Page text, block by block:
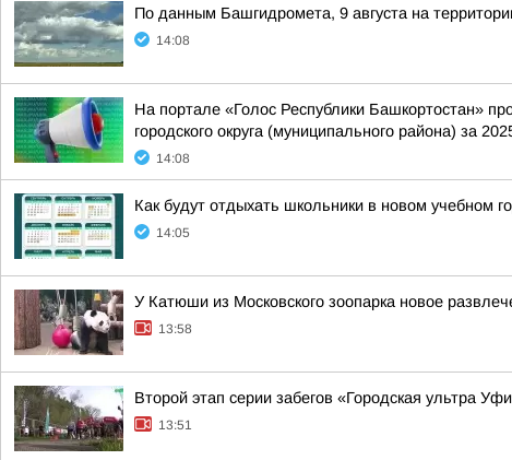
По данным Башгидромета, 9 августа на
14:08
На портале «Голос Республики Башкортостан»
городского округа (муниципального района) за
14:08
Как будут отдыхать школьники в новом учебном
14:05
У Катюши из Московского зоопарка новое
13:58
Второй этап серии забегов «Городская ультра
13:51